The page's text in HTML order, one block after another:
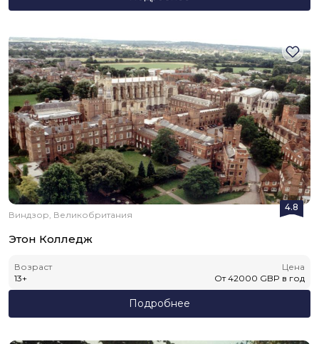
4.8
Виндзор, Великобритания
Этон Колледж
Возраст
13+
Цена
От 42000 GBP в год
Подробнее